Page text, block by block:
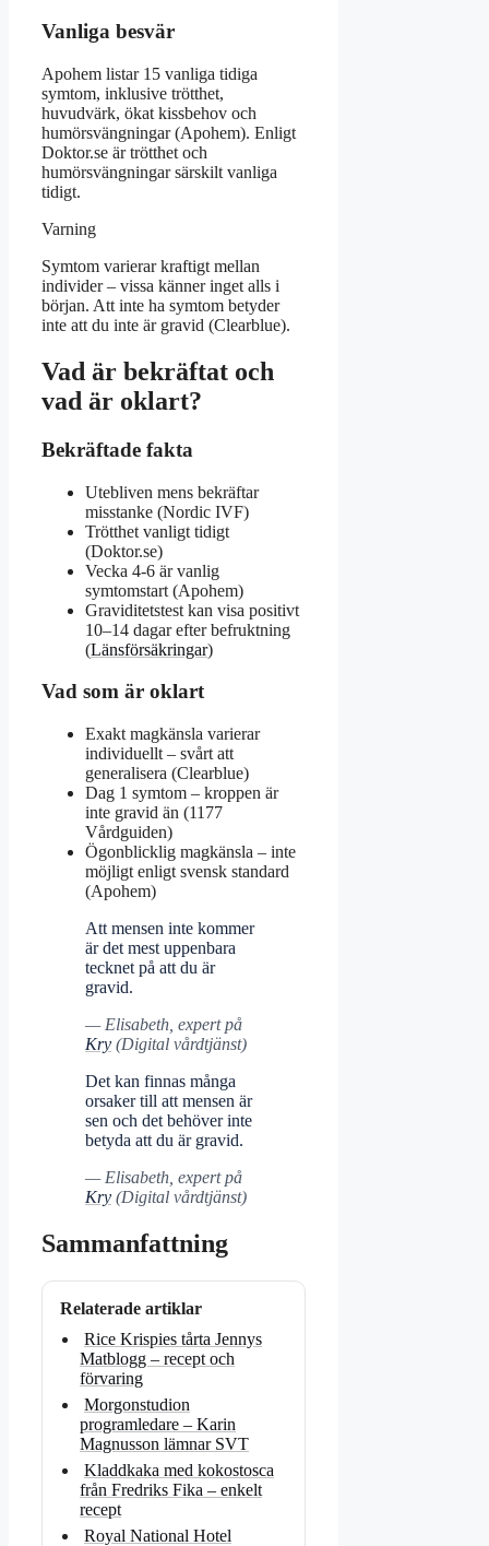
Vanliga besvär
Apohem listar 15 vanliga tidiga
symtom, inklusive trötthet,
huvudvärk, ökat kissbehov och
humörsvängningar (Apohem). Enligt
Doktor.se är trötthet och
humörsvängningar särskilt vanliga
tidigt.
Varning
Symtom varierar kraftigt mellan
individer – vissa känner inget alls i
början. Att inte ha symtom betyder
inte att du inte är gravid (Clearblue).
Vad är bekräftat och
vad är oklart?
Bekräftade fakta
Utebliven mens bekräftar
misstanke (Nordic IVF)
Trötthet vanligt tidigt
(Doktor.se)
Vecka 4-6 är vanlig
symtomstart (Apohem)
Graviditetstest kan visa positivt
10–14 dagar efter befruktning
(Länsförsäkringar)
Vad som är oklart
Exakt magkänsla varierar
individuellt – svårt att
generalisera (Clearblue)
Dag 1 symtom – kroppen är
inte gravid än (1177
Vårdguiden)
Ögonblicklig magkänsla – inte
möjligt enligt svensk standard
(Apohem)
Att mensen inte kommer
är det mest uppenbara
tecknet på att du är
gravid.
— Elisabeth, expert på
Kry (Digital vårdtjänst)
Det kan finnas många
orsaker till att mensen är
sen och det behöver inte
betyda att du är gravid.
— Elisabeth, expert på
Kry (Digital vårdtjänst)
Sammanfattning
Relaterade artiklar
Rice Krispies tårta Jennys
Matblogg – recept och
förvaring
Morgonstudion
programledare – Karin
Magnusson lämnar SVT
Kladdkaka med kokostosca
från Fredriks Fika – enkelt
recept
Royal National Hotel